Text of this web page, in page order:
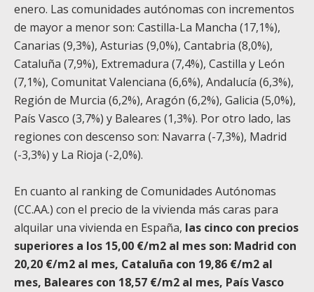
enero. Las comunidades autónomas con incrementos
de mayor a menor son: Castilla-La Mancha (17,1%),
Canarias (9,3%), Asturias (9,0%), Cantabria (8,0%),
Cataluña (7,9%), Extremadura (7,4%), Castilla y León
(7,1%), Comunitat Valenciana (6,6%), Andalucía (6,3%),
Región de Murcia (6,2%), Aragón (6,2%), Galicia (5,0%),
País Vasco (3,7%) y Baleares (1,3%). Por otro lado, las
regiones con descenso son: Navarra (-7,3%), Madrid
(-3,3%) y La Rioja (-2,0%).
En cuanto al ranking de Comunidades Autónomas
(CC.AA.) con el precio de la vivienda más caras para
alquilar una vivienda en España, las cinco con precios
superiores a los 15,00 €/m2 al mes son: Madrid con
20,20 €/m2 al mes, Cataluña con 19,86 €/m2 al
mes, Baleares con 18,57 €/m2 al mes, País Vasco